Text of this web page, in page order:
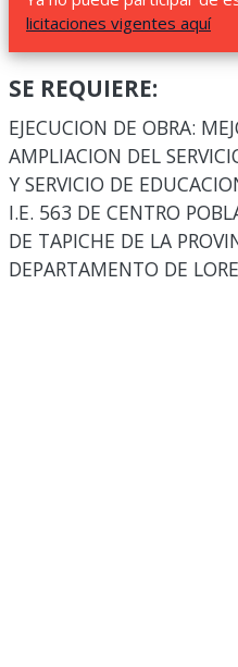
licitaciones vigentes aquí
SE REQUIERE:
EJECUCION DE OBRA:
AMPLIACION DEL
Y SERVICIO DE
I.E. 563 DE CENTRO
DE TAPICHE DE LA
DEPARTAMENTO DE